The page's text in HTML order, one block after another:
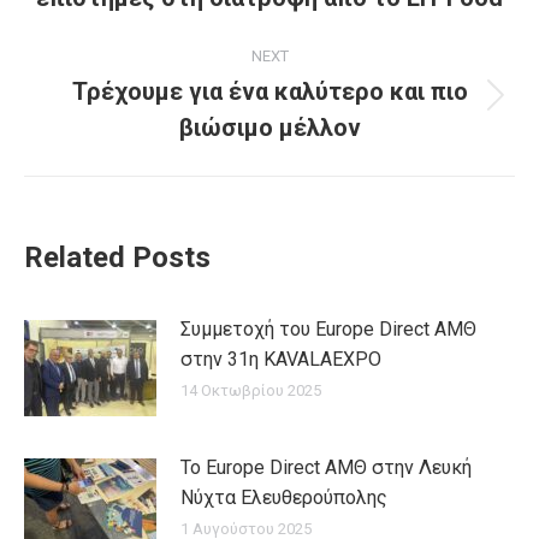
post:
NEXT
post:
Τρέχουμε για ένα καλύτερο και πιο
βιώσιμο μέλλον
Related Posts
Συμμετοχή του Europe Direct ΑΜΘ
στην 31η KAVALAEXPO
14 Οκτωβρίου 2025
Το Europe Direct ΑΜΘ στην Λευκή
Νύχτα Ελευθερούπολης
1 Αυγούστου 2025